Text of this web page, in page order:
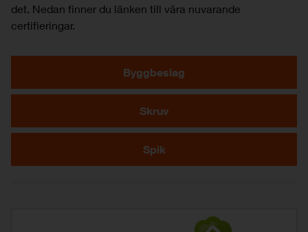
det. Nedan finner du länken till våra nuvarande
certifieringar.
Byggbeslag
Skruv
Spik